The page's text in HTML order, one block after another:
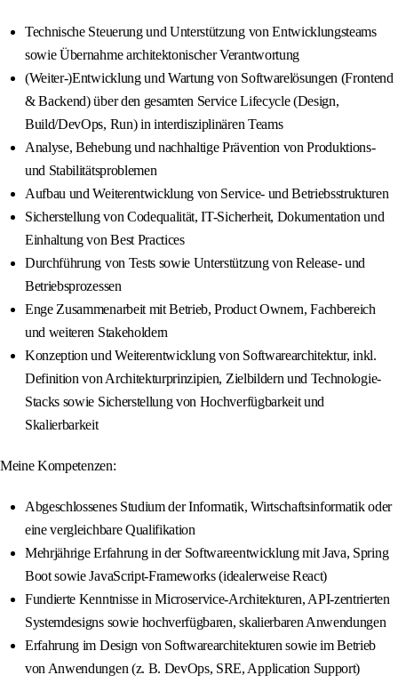
Technische Steuerung und Unterstützung von Entwicklungsteams
sowie Übernahme architektonischer Verantwortung
(Weiter-)Entwicklung und Wartung von Softwarelösungen (Frontend
& Backend) über den gesamten Service Lifecycle (Design,
Build/DevOps, Run) in interdisziplinären Teams
Analyse, Behebung und nachhaltige Prävention von Produktions-
und Stabilitätsproblemen
Aufbau und Weiterentwicklung von Service- und Betriebsstrukturen
Sicherstellung von Codequalität, IT-Sicherheit, Dokumentation und
Einhaltung von Best Practices
Durchführung von Tests sowie Unterstützung von Release- und
Betriebsprozessen
Enge Zusammenarbeit mit Betrieb, Product Ownern, Fachbereich
und weiteren Stakeholdern
Konzeption und Weiterentwicklung von Softwarearchitektur, inkl.
Definition von Architekturprinzipien, Zielbildern und Technologie-
Stacks sowie Sicherstellung von Hochverfügbarkeit und
Skalierbarkeit
Meine Kompetenzen:
Abgeschlossenes Studium der Informatik, Wirtschaftsinformatik oder
eine vergleichbare Qualifikation
Mehrjährige Erfahrung in der Softwareentwicklung mit Java, Spring
Boot sowie JavaScript-Frameworks (idealerweise React)
Fundierte Kenntnisse in Microservice-Architekturen, API-zentrierten
Systemdesigns sowie hochverfügbaren, skalierbaren Anwendungen
Erfahrung im Design von Softwarearchitekturen sowie im Betrieb
von Anwendungen (z. B. DevOps, SRE, Application Support)